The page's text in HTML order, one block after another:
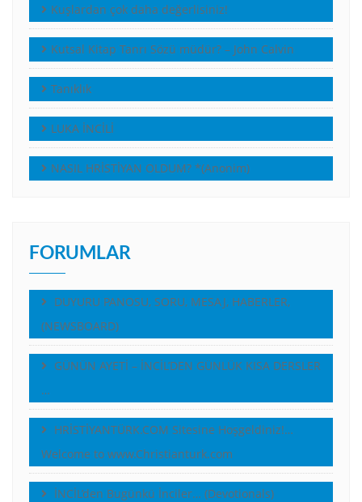
Kuşlardan çok daha değerlisiniz!
Kutsal Kitap Tanrı Sözü müdür? – John Calvin
Tanıklık
LUKA İNCİLİ
NASIL HRİSTİYAN OLDUM? *(Anonim)
FORUMLAR
DUYURU PANOSU, SORU, MESAJ, HABERLER,
(NEWSBOARD)
GÜNÜN AYETİ – İNCİL’DEN GÜNLÜK KISA DERSLER
…
HRİSTİYANTÜRK.COM Sitesine Hoşgeldiniz!…
Welcome to www.Christianturk.com
İNCİL’den Bugünkü İnciler… (Devotionals)